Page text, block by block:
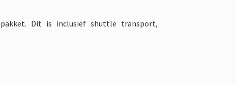
Dit is inclusief shuttle transport,